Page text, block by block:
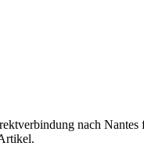
nach